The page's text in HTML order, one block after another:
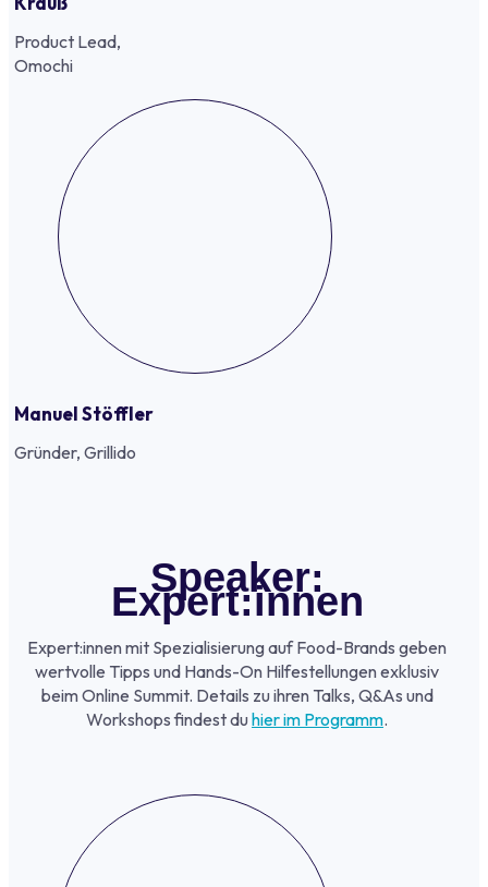
Product Lead,
Omochi
Manuel Stöffler
Gründer, Grillido
Speaker:
Expert:innen
Expert:innen mit Spezialisierung auf Food-Brands geben
wertvolle Tipps und Hands-On Hilfestellungen exklusiv
beim Online Summit. Details zu ihren Talks, Q&As und
Workshops findest duhier im Programm.